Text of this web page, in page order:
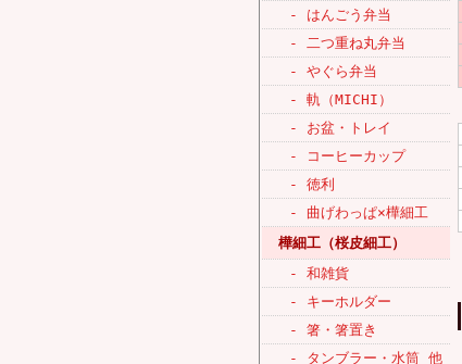
- はんごう弁当
- 二つ重ね丸弁当
- やぐら弁当
- 軌（MICHI）
- お盆・トレイ
- コーヒーカップ
- 徳利
- 曲げわっぱ×樺細工
樺細工（桜皮細工）
- 和雑貨
- キーホルダー
- 箸・箸置き
- タンブラー・水筒 他